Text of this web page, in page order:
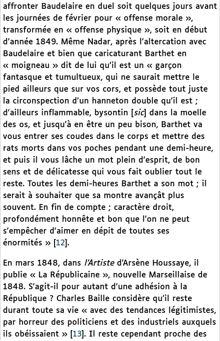
affronter Baudelaire en duel soit quelques jours avant
les journées de février pour « offense morale »,
transformée en « offense physique », soit en début
d’année 1849. Même Nadar, après l’altercation avec
Baudelaire et bien que caricaturant Barthet en
« moigneau » dit de lui qu’il est un « garçon
fantasque et tumultueux, qui ne saurait mettre le
pied ailleurs que sur vos cors, et possède tout juste
la circonspection d’un hanneton double qu’il est ;
d’ailleurs inflammable, bysontin [ sic] dans la moelle
des os, et jusqu’à en être un peu bison, Barthet va
vous entrer ses coudes dans le corps et mettre des
rats morts dans vos poches pendant une demi-heure,
et puis il vous lâche un mot plein d’esprit, de bon
sens et de délicatesse qui vous fait oublier tout le
reste. Toutes les demi-heures Barthet a son mot ; il
serait à souhaiter que sa montre avançât plus
souvent. En fin de compte ; caractère droit,
profondément honnête et bon que l’on ne peut
s’empêcher d’aimer en dépit de toutes ses
énormités »
12 .
En mars 1848, dans l’Artisted’Arsène Houssaye, il
publie « La Républicaine », nouvelle Marseillaise de
1848. S’agit-il pour autant d’une adhésion à la
République ? Charles Baille considère qu’il reste
durant toute sa vie « avec des tendances légitimistes,
par horreur des politiciens et des industriels auxquels
ils obéissaient »
13 . Il reste cependant proche des